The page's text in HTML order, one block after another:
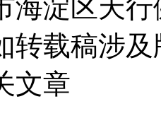
海淀区天行
转载稿涉
文章